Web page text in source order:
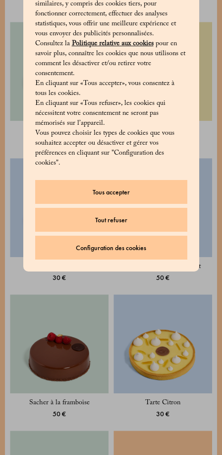
similaires, y compris des cookies tiers, pour
fonctionner correctement, effectuer des analyses
statistiques, vous offrir une meilleure expérience et
vous envoyer des publicités personnalisées.
Consultez la Politique relative aux cookiespour en
savoir plus, connaître les cookies que nous utilisons et
comment les désactiver et/ou retirer votre
consentement.
En cliquant sur «Tous accepter», vous consentez à
tous les cookies.
En cliquant sur «Tous refuser», les cookies qui
nécessitent votre consentement ne seront pas
mémorisés sur l’appareil.
Vous pouvez choisir les types de cookies que vous
souhaitez accepter ou désactiver et gérer vos
préférences en cliquant sur "Configuration des
cookies".
Tous accepter
Tout refuser
Configuration des cookies
28 € 60 €
Gâteau Aurora
50 €
Tarte aux fruits frais
50 €
30 €
Gâteau Aurora au chocolat
50 €
Sacher à la framboise
50 €
Tarte Citron
30 €